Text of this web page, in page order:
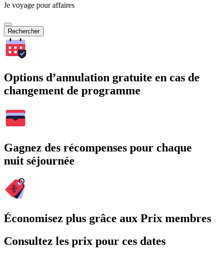
Je voyage pour affaires
Rechercher
Options d’annulation gratuite en cas de
changement de programme
Gagnez des récompenses pour chaque
nuit séjournée
Économisez plus grâce aux Prix membres
Consultez les prix pour ces dates